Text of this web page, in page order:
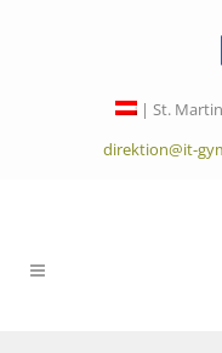
| St.
direktion@it-